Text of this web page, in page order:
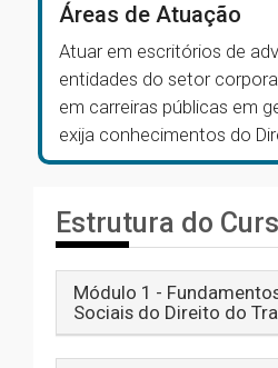
Áreas de Atuação
Atuar em escritórios de
entidades do setor
em carreiras públicas em
exija conhecimentos do
Estrutura do
Módulo 1 -
Sociais do Direito do